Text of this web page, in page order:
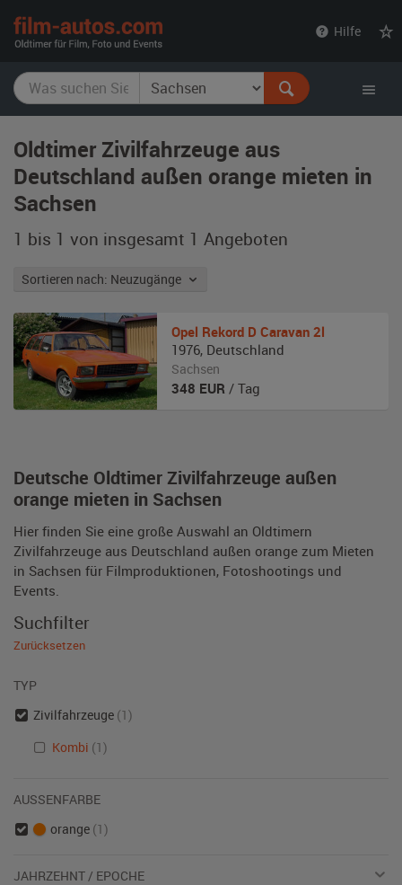
Hilfe
Oldtimer Zivilfahrzeuge aus
Deutschland außen orange mieten in
Sachsen
1 bis 1 von insgesamt 1 Angeboten
Sortieren nach: Neuzugänge
Deutsche Oldtimer Zivilfahrzeuge außen
orange mieten in Sachsen
Hier finden Sie eine große Auswahl an Oldtimern
Zivilfahrzeuge aus Deutschland außen orange zum Mieten
in Sachsen für Filmproduktionen, Fotoshootings und
Events.
Opel Rekord D Caravan 2l
1976, Deutschland
Sachsen
348 EUR / Tag
Suchfilter
Zurücksetzen
TYP
Zivilfahrzeuge (1)
Kombi (1)
AUSSENFARBE
orange (1)
JAHRZEHNT / EPOCHE